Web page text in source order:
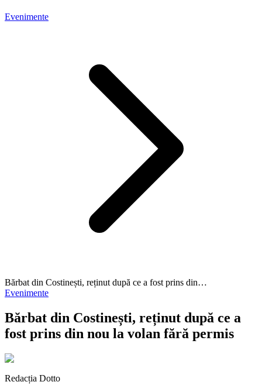
Evenimente
Bărbat din Costinești, reținut după ce a fost prins din…
Evenimente
Bărbat din Costinești, reținut după ce a
fost prins din nou la volan fără permis
Redacția Dotto